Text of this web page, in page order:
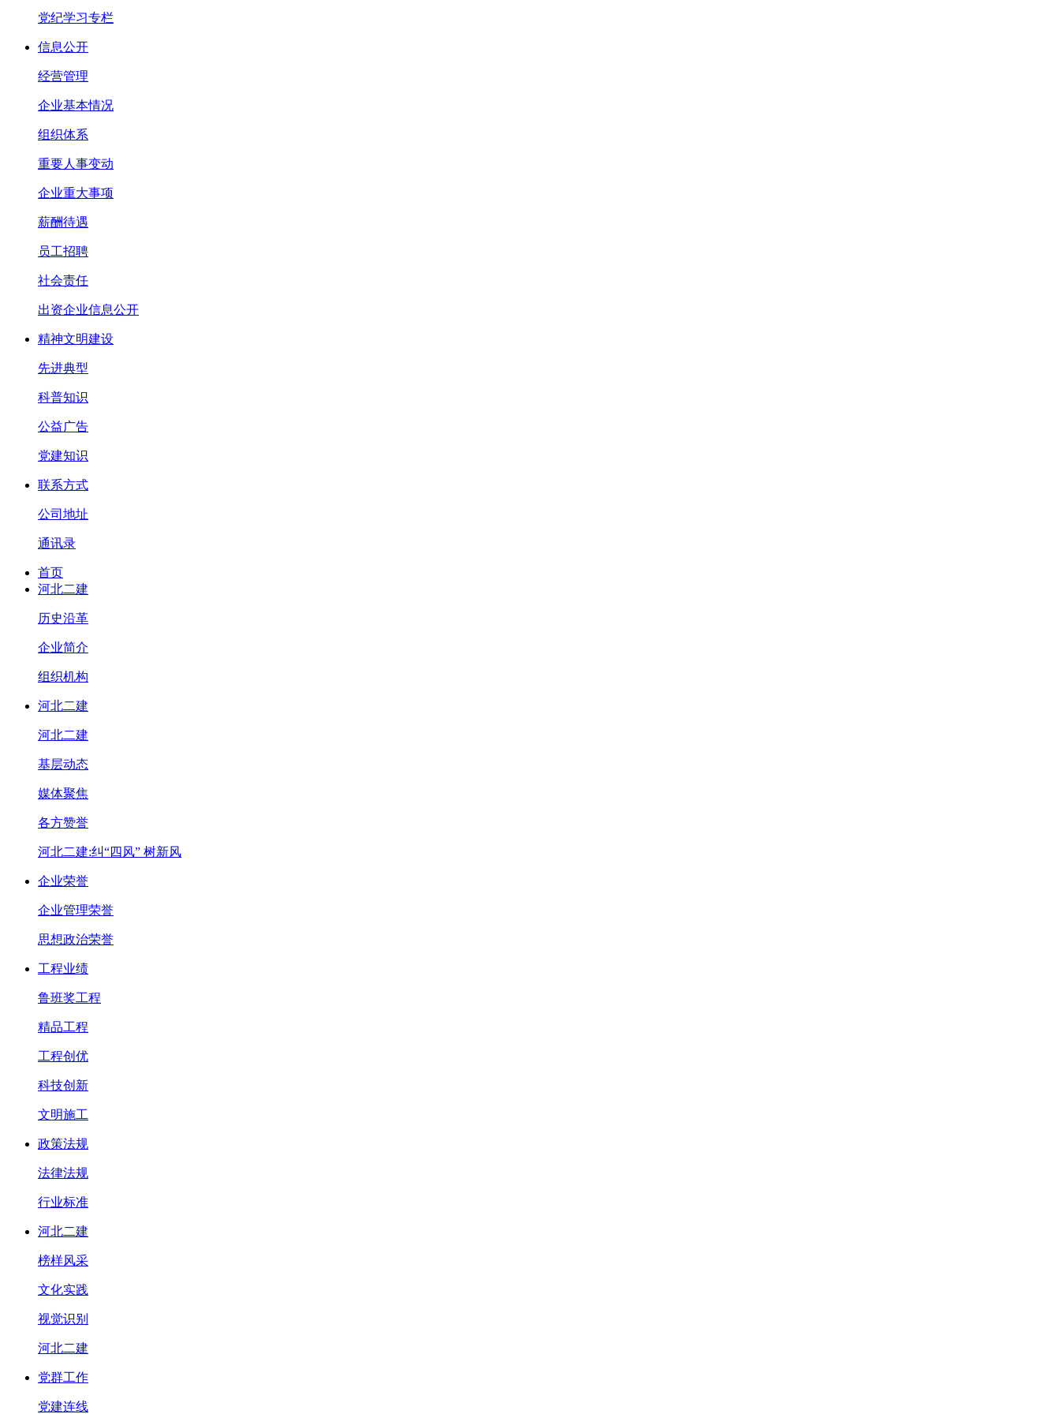
党纪学习专栏
信息公开
经营管理
企业基本情况
组织体系
重要人事变动
企业重大事项
薪酬待遇
员工招聘
社会责任
出资企业信息公开
精神文明建设
先进典型
科普知识
公益广告
党建知识
联系方式
公司地址
通讯录
首页
河北二建
历史沿革
企业简介
组织机构
河北二建
河北二建
基层动态
媒体聚焦
各方赞誉
河北二建:纠“四风” 树新风
企业荣誉
企业管理荣誉
思想政治荣誉
工程业绩
鲁班奖工程
精品工程
工程创优
科技创新
文明施工
政策法规
法律法规
行业标准
河北二建
榜样风采
文化实践
视觉识别
河北二建
党群工作
党建连线